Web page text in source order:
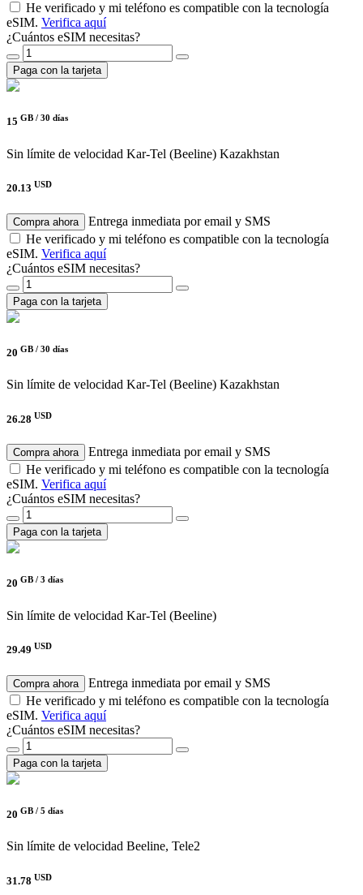
He verificado y mi teléfono es compatible con la tecnología
eSIM. Verifica aquí
¿Cuántos eSIM necesitas?
Paga con la tarjeta
15 GB / 30 días
Sin límite de velocidad Kar-Tel (Beeline) Kazakhstan
20.13 USD
Compra ahora
Entrega inmediata por email y SMS
He verificado y mi teléfono es compatible con la tecnología
eSIM. Verifica aquí
¿Cuántos eSIM necesitas?
Paga con la tarjeta
20 GB / 30 días
Sin límite de velocidad Kar-Tel (Beeline) Kazakhstan
26.28 USD
Compra ahora
Entrega inmediata por email y SMS
He verificado y mi teléfono es compatible con la tecnología
eSIM. Verifica aquí
¿Cuántos eSIM necesitas?
Paga con la tarjeta
20 GB / 3 días
Sin límite de velocidad Kar-Tel (Beeline)
29.49 USD
Compra ahora
Entrega inmediata por email y SMS
He verificado y mi teléfono es compatible con la tecnología
eSIM. Verifica aquí
¿Cuántos eSIM necesitas?
Paga con la tarjeta
20 GB / 5 días
Sin límite de velocidad Beeline, Tele2
31.78 USD